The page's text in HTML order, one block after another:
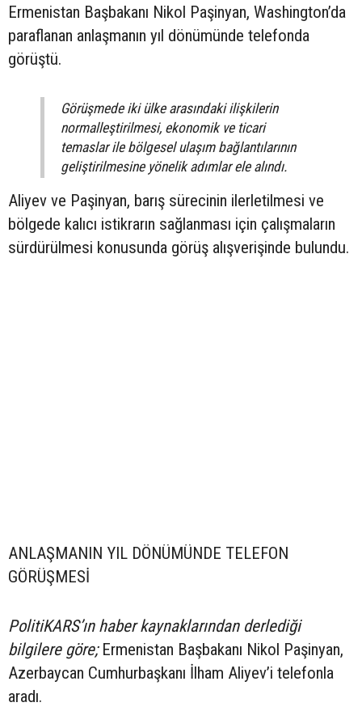
Ermenistan Başbakanı Nikol Paşinyan, Washington’da
paraflanan anlaşmanın yıl dönümünde telefonda
görüştü.
Görüşmede iki ülke arasındaki ilişkilerin
normalleştirilmesi, ekonomik ve ticari
temaslar ile bölgesel ulaşım bağlantılarının
geliştirilmesine yönelik adımlar ele alındı.
Aliyev ve Paşinyan, barış sürecinin ilerletilmesi ve
bölgede kalıcı istikrarın sağlanması için çalışmaların
sürdürülmesi konusunda görüş alışverişinde bulundu.
ANLAŞMANIN YIL DÖNÜMÜNDE TELEFON
GÖRÜŞMESİ
PolitiKARS’ın haber kaynaklarından derlediği
bilgilere göre;Ermenistan Başbakanı Nikol Paşinyan,
Azerbaycan Cumhurbaşkanı İlham Aliyev’i telefonla
aradı.